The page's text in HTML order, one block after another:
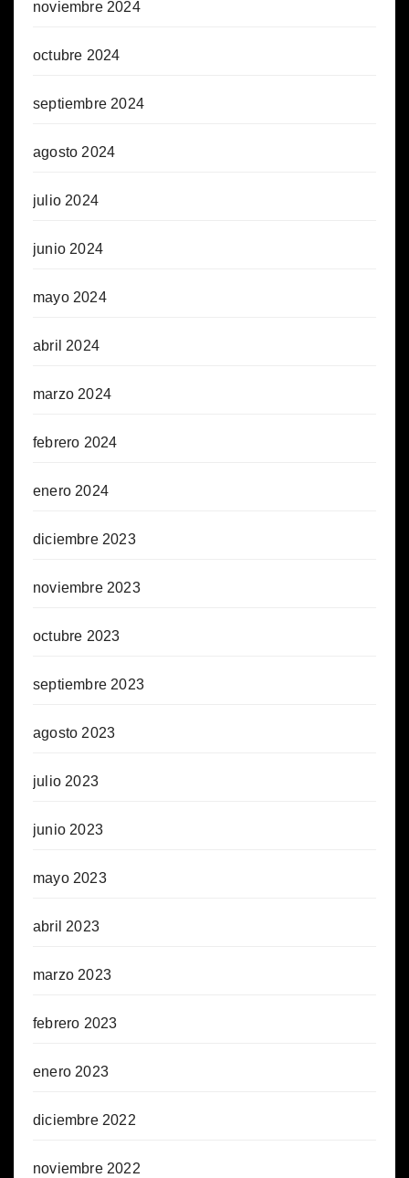
noviembre 2024
octubre 2024
septiembre 2024
agosto 2024
julio 2024
junio 2024
mayo 2024
abril 2024
marzo 2024
febrero 2024
enero 2024
diciembre 2023
noviembre 2023
octubre 2023
septiembre 2023
agosto 2023
julio 2023
junio 2023
mayo 2023
abril 2023
marzo 2023
febrero 2023
enero 2023
diciembre 2022
noviembre 2022